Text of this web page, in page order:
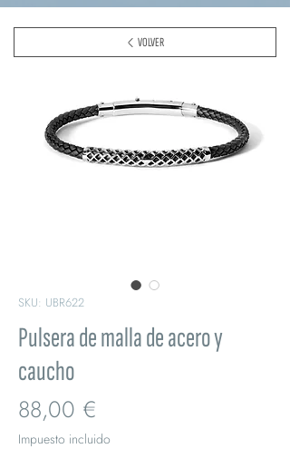
SKU: UBR622
Pulsera de malla de acero y
caucho
88,00 €
Impuesto incluido
VOLVER